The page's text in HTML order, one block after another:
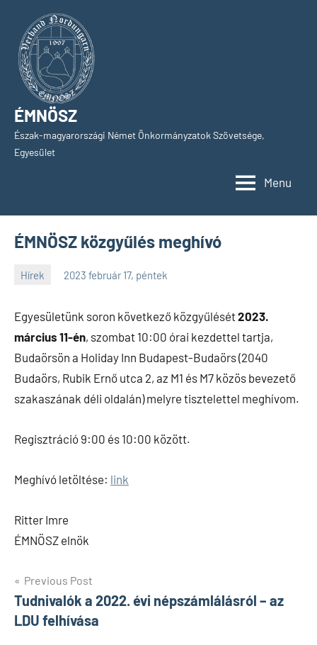
content
ÉMNÖSZ
Észak-magyarországi Német Önkormányzatok Szövetsége,
Egyesület
Menu
ÉMNÖSZ közgyűlés meghívó
Hírek 2023 február 17, péntek
Egyesületünk soron következő közgyűlését2023.
március 11-én, szombat 10:00 órai kezdettel tartja,
Budaörsön a Holiday Inn Budapest-Budaörs (2040
Budaörs, Rubik Ernő utca 2, az M1 és M7 közös bevezető
szakaszának déli oldalán) melyre tisztelettel meghívom.
Regisztráció 9:00 és 10:00 között.
Meghívó letöltése: link
Ritter Imre
ÉMNÖSZ elnök
Bejegyzés
navigáció
Previous Post
Tudnivalók a 2022. évi népszámlálásról – az
LDU felhívása